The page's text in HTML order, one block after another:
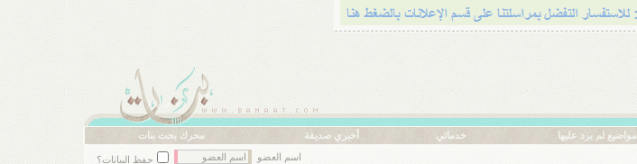
مواضيع لم يرد عليها خدماتي أخبري صديقة محرك بحث بنات
اسم العضو
حفظ البيانات؟